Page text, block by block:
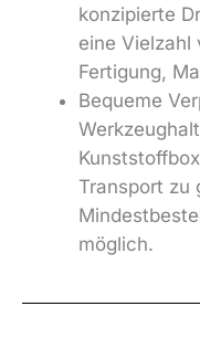
konzipierte
eine Vielzahl
Fertigung,
Bequeme
Transport zu
möglich.